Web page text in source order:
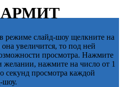
АРМИТ
режиме слайд-шоу щелкните на
увеличится, то под ней
просмотра. Нажмите
нажмите на число от 1
секунд просмотра каждой
шоу.